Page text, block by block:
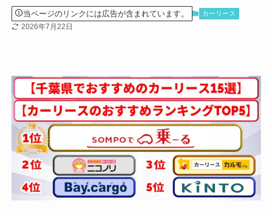
当ページのリンクには広告が含まれています。 カーリース
2026年7月22日